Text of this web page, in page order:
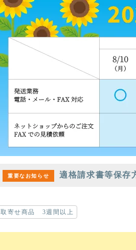
重要なお知らせ 適格請求書等保存
取寄せ商品 3週間以上